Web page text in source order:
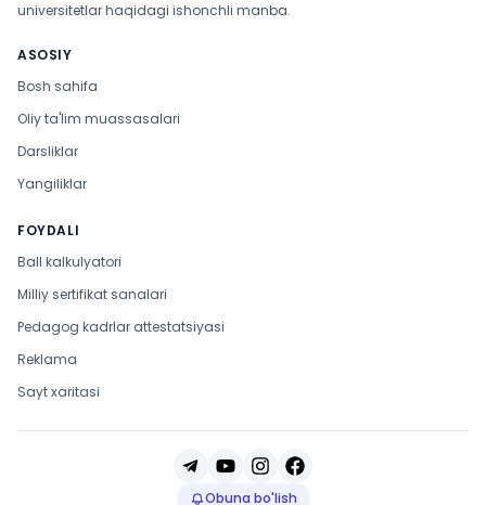
universitetlar haqidagi ishonchli manba.
ASOSIY
Bosh sahifa
Oliy ta'lim muassasalari
Darsliklar
Yangiliklar
FOYDALI
Ball kalkulyatori
Milliy sertifikat sanalari
Pedagog kadrlar attestatsiyasi
Reklama
Sayt xaritasi
Obuna bo'lish